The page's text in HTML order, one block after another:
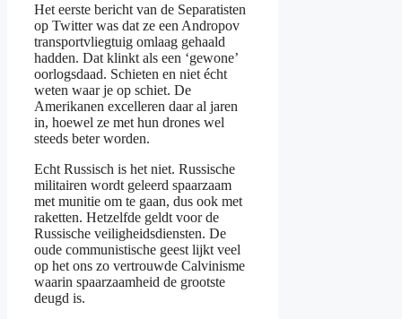
Het eerste bericht van de Separatisten
op Twitter was dat ze een Andropov
transportvliegtuig omlaag gehaald
hadden. Dat klinkt als een ‘gewone’
oorlogsdaad. Schieten en niet écht
weten waar je op schiet. De
Amerikanen excelleren daar al jaren
in, hoewel ze met hun drones wel
steeds beter worden.
Echt Russisch is het niet. Russische
militairen wordt geleerd spaarzaam
met munitie om te gaan, dus ook met
raketten. Hetzelfde geldt voor de
Russische veiligheidsdiensten. De
oude communistische geest lijkt veel
op het ons zo vertrouwde Calvinisme
waarin spaarzaamheid de grootste
deugd is.